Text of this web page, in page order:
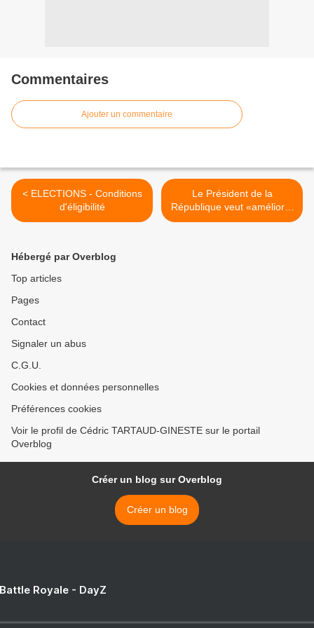
Commentaires
Ajouter un commentaire
< ELECTIONS - Conditions
d'éligibilité
Le Président de la
République veut «améliorer
la répartition des rôles en
Hébergé par Overblog
Top articles
Pages
Contact
Signaler un abus
C.G.U.
Cookies et données personnelles
Préférences cookies
Voir le profil de Cédric TARTAUD-GINESTE sur le portail
Overblog
Créer un blog sur Overblog
Créer un blog
Royale - DayZ